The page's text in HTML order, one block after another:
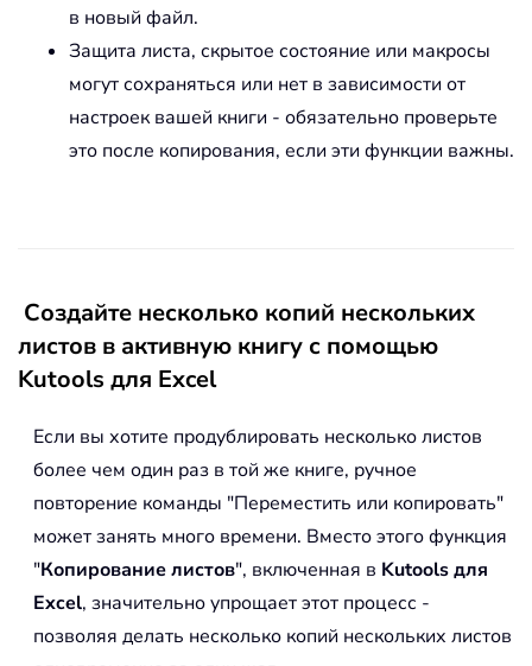
в новый файл.
Защита листа, скрытое состояние или макросы
могут сохраняться или нет в зависимости от
настроек вашей книги - обязательно проверьте
это после копирования, если эти функции важны.
Создайте несколько копий нескольких
листов в активную книгу с помощью
Kutools для Excel
Если вы хотите продублировать несколько листов
более чем один раз в той же книге, ручное
повторение команды "Переместить или копировать"
может занять много времени. Вместо этого функция
"Копирование листов", включенная в Kutools для
Excel, значительно упрощает этот процесс -
позволяя делать несколько копий нескольких листов